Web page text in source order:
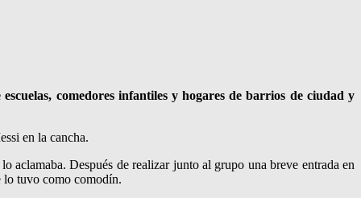
comedores infantiles y hogares de barrios de ciudad y
en la cancha.
Después de realizar junto al grupo una breve entrada en
lo tuvo como comodín.